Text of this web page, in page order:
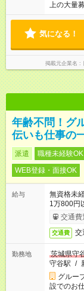
上の大量
気になる！
掲載元企業名
年齢不問！グ
伝いも仕事の
派遣 職種未経験OK
WEB登録・面接OK
給与
無資格未
1万800円
交通費
交通費 交
勤務地
茨城県守
守谷駅 /
グルー
設でのお